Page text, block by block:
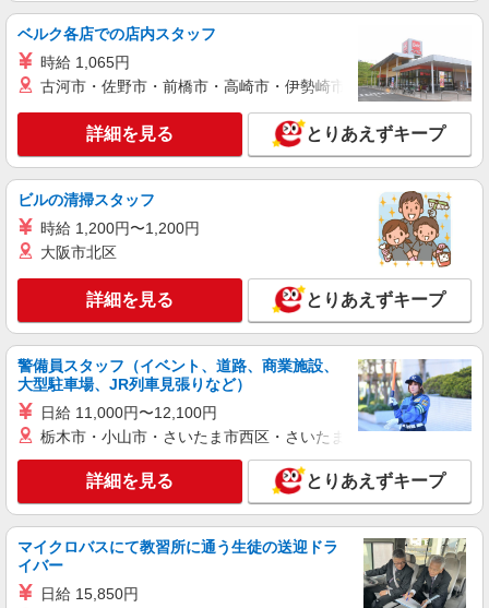
ベルク各店での店内スタッフ
時給 1,065円
古河市・佐野市・前橋市・高崎市・伊勢崎市・太田市・館林市
詳細を見る とりあえずキープ
ビルの清掃スタッフ
時給 1,200円〜1,200円
大阪市北区
詳細を見る とりあえずキープ
警備員スタッフ（イベント、道路、商業施設、
大型駐車場、JR列車見張りなど）
日給 11,000円〜12,100円
栃木市・小山市・さいたま市西区・さいたま市岩槻区・久喜市・
詳細を見る とりあえずキープ
マイクロバスにて教習所に通う生徒の送迎ドラ
イバー
日給 15,850円